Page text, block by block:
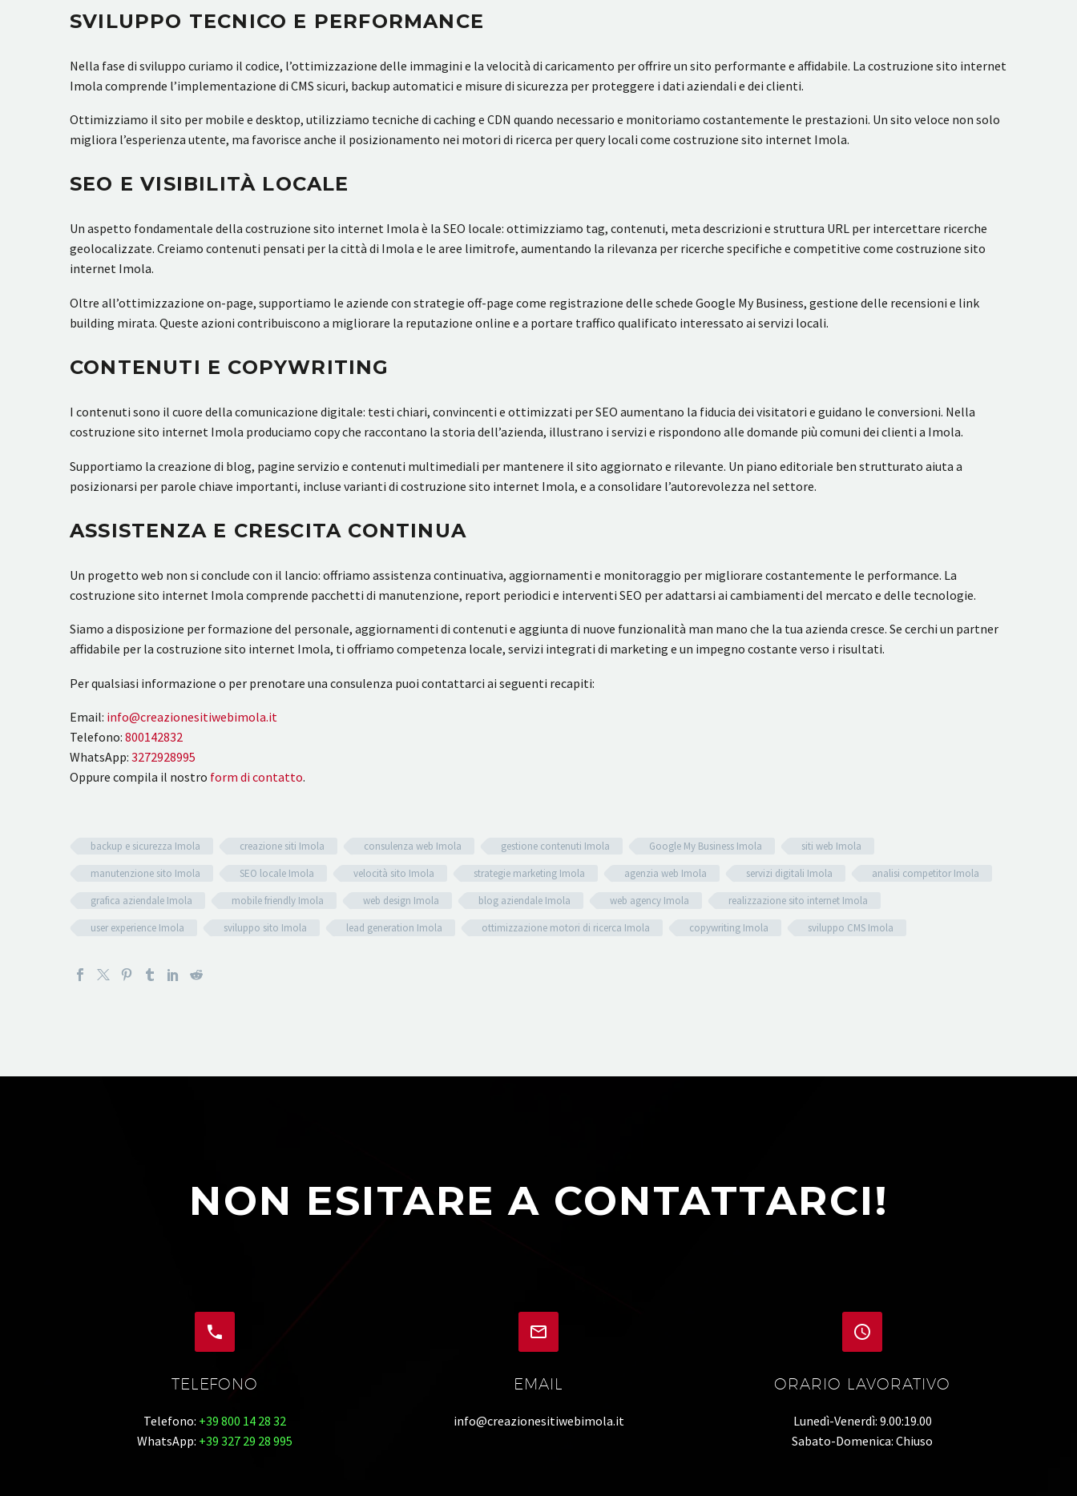
SVILUPPO TECNICO E PERFORMANCE
Nella fase di sviluppo curiamo il codice, l’ottimizzazione delle immagini e la velocità di caricamento per offrire un sito performante e affidabile. La costruzione sito internet
Imola comprende l’implementazione di CMS sicuri, backup automatici e misure di sicurezza per proteggere i dati aziendali e dei clienti.
Ottimizziamo il sito per mobile e desktop, utilizziamo tecniche di caching e CDN quando necessario e monitoriamo costantemente le prestazioni. Un sito veloce non solo
migliora l’esperienza utente, ma favorisce anche il posizionamento nei motori di ricerca per query locali come costruzione sito internet Imola.
SEO E VISIBILITÀ LOCALE
Un aspetto fondamentale della costruzione sito internet Imola è la SEO locale: ottimizziamo tag, contenuti, meta descrizioni e struttura URL per intercettare ricerche
geolocalizzate. Creiamo contenuti pensati per la città di Imola e le aree limitrofe, aumentando la rilevanza per ricerche specifiche e competitive come costruzione sito
internet Imola.
Oltre all’ottimizzazione on-page, supportiamo le aziende con strategie off-page come registrazione delle schede Google My Business, gestione delle recensioni e link
building mirata. Queste azioni contribuiscono a migliorare la reputazione online e a portare traffico qualificato interessato ai servizi locali.
CONTENUTI E COPYWRITING
I contenuti sono il cuore della comunicazione digitale: testi chiari, convincenti e ottimizzati per SEO aumentano la fiducia dei visitatori e guidano le conversioni. Nella
costruzione sito internet Imola produciamo copy che raccontano la storia dell’azienda, illustrano i servizi e rispondono alle domande più comuni dei clienti a Imola.
Supportiamo la creazione di blog, pagine servizio e contenuti multimediali per mantenere il sito aggiornato e rilevante. Un piano editoriale ben strutturato aiuta a
posizionarsi per parole chiave importanti, incluse varianti di costruzione sito internet Imola, e a consolidare l’autorevolezza nel settore.
ASSISTENZA E CRESCITA CONTINUA
Un progetto web non si conclude con il lancio: offriamo assistenza continuativa, aggiornamenti e monitoraggio per migliorare costantemente le performance. La
costruzione sito internet Imola comprende pacchetti di manutenzione, report periodici e interventi SEO per adattarsi ai cambiamenti del mercato e delle tecnologie.
Siamo a disposizione per formazione del personale, aggiornamenti di contenuti e aggiunta di nuove funzionalità man mano che la tua azienda cresce. Se cerchi un partner
affidabile per la costruzione sito internet Imola, ti offriamo competenza locale, servizi integrati di marketing e un impegno costante verso i risultati.
Per qualsiasi informazione o per prenotare una consulenza puoi contattarci ai seguenti recapiti:
Email: info@creazionesitiwebimola.it
Telefono: 800142832
WhatsApp: 3272928995
Oppure compila il nostro form di contatto.
backup e sicurezza Imola creazione siti Imola consulenza web Imola gestione contenuti Imola Google My Business Imola
siti web Imola
manutenzione sito Imola
SEO locale Imola velocità sito Imola strategie marketing Imola agenzia web Imola servizi digitali Imola
analisi competitor Imola
grafica aziendale Imola
mobile friendly Imola web design Imola blog aziendale Imola web agency Imola
realizzazione sito internet Imola
user experience Imola
sviluppo sito Imola lead generation Imola ottimizzazione motori di ricerca Imola copywriting Imola sviluppo CMS Imola
NON ESITARE A CONTATTARCI!


TELEFONO
Telefono: +39 800 14 28 32
WhatsApp: +39 327 29 28 995


EMAIL
info@creazionesitiwebimola.it


ORARIO LAVORATIVO
Lunedì-Venerdì: 9.00:19.00
Sabato-Domenica: Chiuso